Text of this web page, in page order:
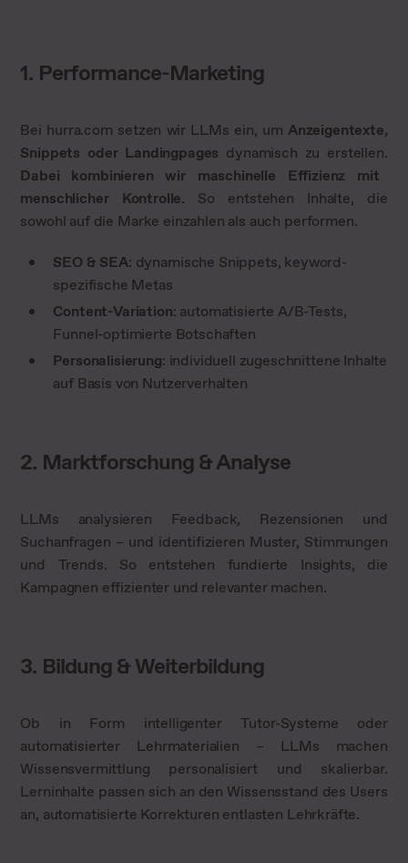
1. Performance-Marketing
Bei hurra.com setzen wir LLMs ein, um Anzeigentexte,
Snippets oder Landingpages dynamisch zu erstellen.
Dabei kombinieren wir maschinelle Effizienz mit
menschlicher Kontrolle. So entstehen Inhalte, die
sowohl auf die Marke einzahlen als auch performen.
SEO & SEA: dynamische Snippets, keyword-
spezifische Metas
Content-Variation: automatisierte A/B-Tests,
Funnel-optimierte Botschaften
Personalisierung: individuell zugeschnittene Inhalte
auf Basis von Nutzerverhalten
2. Marktforschung & Analyse
LLMs analysieren Feedback, Rezensionen und
Suchanfragen – und identifizieren Muster, Stimmungen
und Trends. So entstehen fundierte Insights, die
Kampagnen effizienter und relevanter machen.
3. Bildung & Weiterbildung
Ob in Form intelligenter Tutor-Systeme oder
automatisierter Lehrmaterialien – LLMs machen
Wissensvermittlung personalisiert und skalierbar.
Lerninhalte passen sich an den Wissensstand des Users
an, automatisierte Korrekturen entlasten Lehrkräfte.